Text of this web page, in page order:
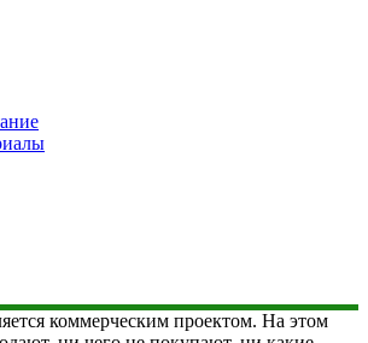
коммерческим проектом. На этом